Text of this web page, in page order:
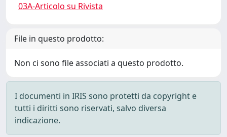
03A-Articolo su Rivista
File in questo prodotto:
Non ci sono file associati a questo prodotto.
I documenti in IRIS sono protetti da copyright e
tutti i diritti sono riservati, salvo diversa
indicazione.